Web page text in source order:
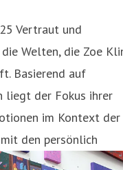
Vertraut und
Welten, die Zoe
Basierend auf
liegt der Fokus ihrer
im Kontext der
den persönlich